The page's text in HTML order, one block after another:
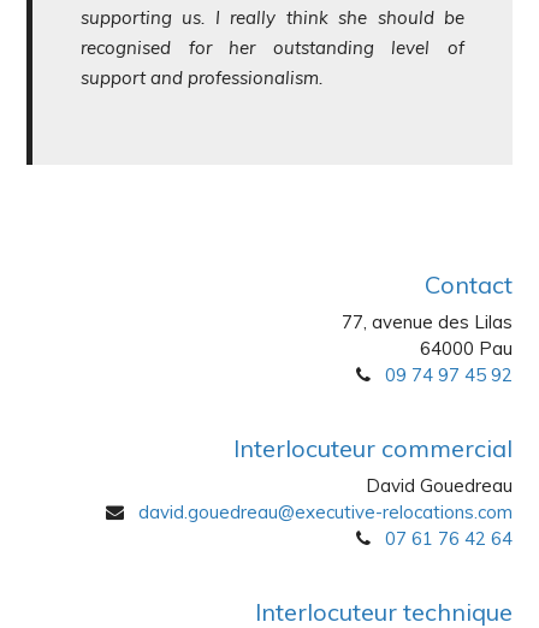
supporting us. I really think she should be
recognised for her outstanding level of
support and professionalism.
Contact
77, avenue des Lilas
64000 Pau
09 74 97 45 92
Interlocuteur commercial
David Gouedreau
david.gouedreau@executive-relocations.com
07 61 76 42 64
Interlocuteur technique